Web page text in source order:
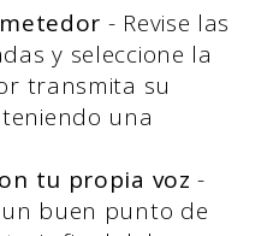
- Revise las
y seleccione la
transmita su
una
tu propia voz -
buen punto de